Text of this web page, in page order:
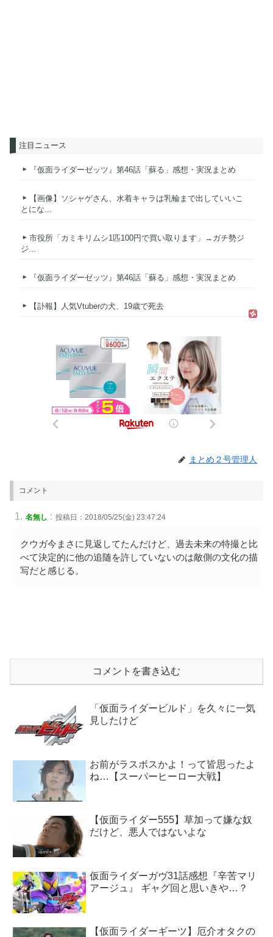
注目ニュース
『仮面ライダーゼッツ』第46話「蘇る」感想・実況まとめ
【画像】ソシャゲさん、水着キャラは乳輪まで出していいこ
とにな...
市役所「カミキリムシ1匹100円で買い取ります」→ガチ勢ジ
ジ...
『仮面ライダーゼッツ』第46話「蘇る」感想・実況まとめ
【訃報】人気Vtuberの犬、19歳で死去
まとめ２号管理人
コメント
名無し : 投稿日：2018/05/25(金) 23:47:24
クウガ今まさに見返してたんだけど、過去未来の特撮と比
べて決定的に他の追随を許していないのは敵側の文化の描
写だと感じる。
コメントを書き込む
「仮面ライダービルド」を久々に一気
見したけど
お前がラスボスかよ！って皆思ったよ
ね…【スーパーヒーロー大戦】
【仮面ライダー555】草加って嫌な奴
だけど、悪人ではないよな
仮面ライダーガヴ31話感想『辛苦マリ
アージュ』 ギャグ回と思いきや…？
【仮面ライダーギーツ】厄介オタクの